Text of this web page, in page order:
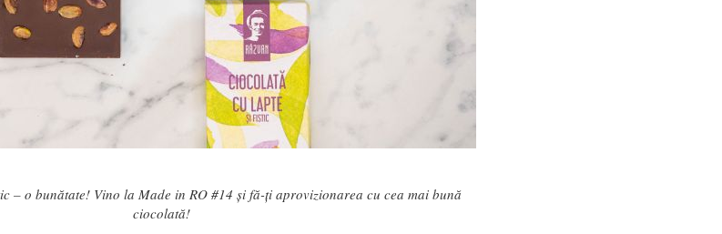
– o bunătate! Vino la Made in RO #14 și fă-ți aprovizionarea cu cea mai bună
ciocolată!